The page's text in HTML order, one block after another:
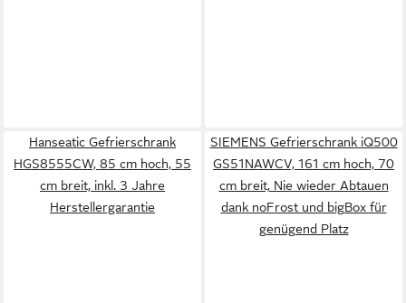
Hanseatic Gefrierschrank
HGS8555CW, 85 cm hoch, 55
cm breit, inkl. 3 Jahre
Herstellergarantie
SIEMENS Gefrierschrank iQ500
GS51NAWCV, 161 cm hoch, 70
cm breit, Nie wieder Abtauen
dank noFrost und bigBox für
genügend Platz